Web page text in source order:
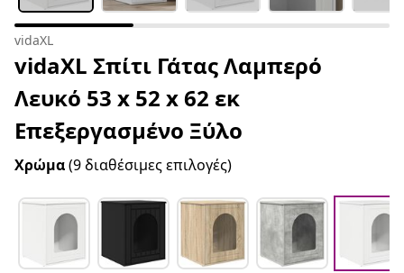
vidaXL
vidaXL Σπίτι Γάτας Λαμπερό
Λευκό 53 x 52 x 62 εκ
Επεξεργασμένο Ξύλο
Χρώμα(9 διαθέσιμες επιλογές)